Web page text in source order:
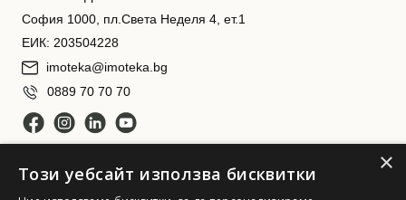
София 1000, пл.Света Неделя 4, ет.1
ЕИК: 203504228
imoteka@imoteka.bg
0889 70 70 70
×
Този уебсайт използва бисквитки